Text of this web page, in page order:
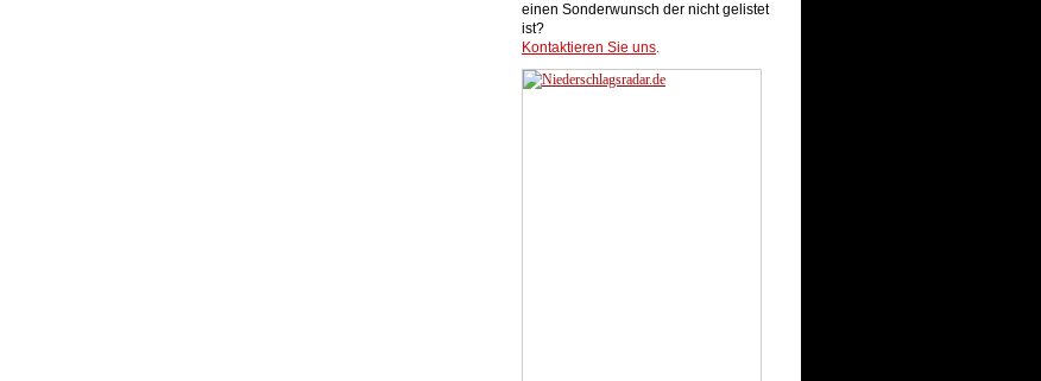
einen Sonderwunsch der nicht gelistet
ist?
Kontaktieren Sie uns.